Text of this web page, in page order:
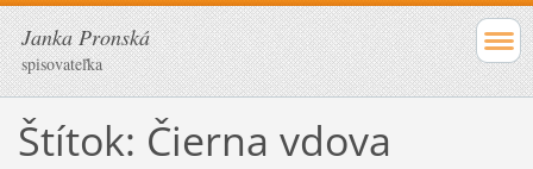
Janka Pronská
spisovateľka
Štítok: Čierna vdova